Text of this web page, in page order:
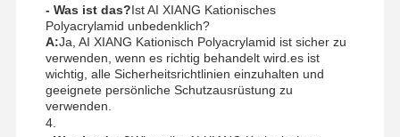
- Was ist das?Ist AI XIANG Kationisches
Polyacrylamid unbedenklich?
A:Ja, AI XIANG Kationisch Polyacrylamid ist sicher zu
verwenden, wenn es richtig behandelt wird.es ist
wichtig, alle Sicherheitsrichtlinien einzuhalten und
geeignete persönliche Schutzausrüstung zu
verwenden.
4.